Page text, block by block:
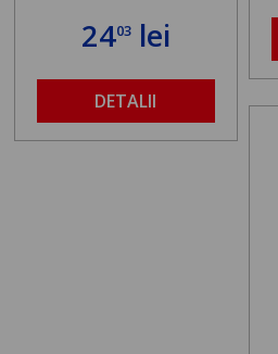
2403lei
DETALII